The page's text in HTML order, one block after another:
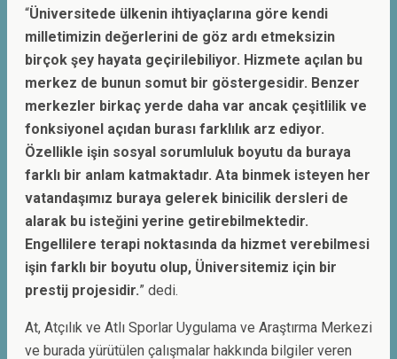
“Üniversitede ülkenin ihtiyaçlarına göre kendi
milletimizin değerlerini de göz ardı etmeksizin
birçok şey hayata geçirilebiliyor. Hizmete açılan bu
merkez de bunun somut bir göstergesidir. Benzer
merkezler birkaç yerde daha var ancak çeşitlilik ve
fonksiyonel açıdan burası farklılık arz ediyor.
Özellikle işin sosyal sorumluluk boyutu da buraya
farklı bir anlam katmaktadır. Ata binmek isteyen her
vatandaşımız buraya gelerek binicilik dersleri de
alarak bu isteğini yerine getirebilmektedir.
Engellilere terapi noktasında da hizmet verebilmesi
işin farklı bir boyutu olup, Üniversitemiz için bir
prestij projesidir.” dedi.
At, Atçılık ve Atlı Sporlar Uygulama ve Araştırma Merkezi
ve burada yürütülen çalışmalar hakkında bilgiler veren